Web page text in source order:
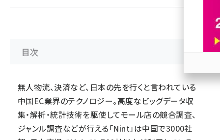
目次
無人物流、決済など、日本の先を行くと言われている
中国EC業界のテクノロジー。高度なビッグデータ収
集・解析・統計技術を駆使してモール店の競合調査、
ジャンル調査などが行える「Nint」は中国で3000社
参